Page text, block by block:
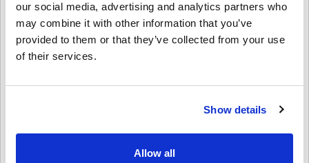
our social media, advertising and analytics partners who
may combine it with other information that you’ve
provided to them or that they’ve collected from your use
of their services.
Show details
Allow all
egyszerű:
Jogi nyilatkozat
Az előrendelhető termékeket a megjelölt megjelenési
dátum előtt vagy a megadott időpontban szállítjuk ki, míg a
azonnal kézbesítjük.
További információért tekintse megGYIK-ünket.
értesítsen bennünket aKapcsolatfelvételi űrlapunk
Adott Star:
23-08-2025
4/5
A kód gyorsan megérkezett és gond nélkül működött a francia